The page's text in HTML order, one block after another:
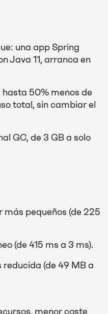
una app Spring
Java 11, arranca en
50% menos de
total, sin cambiar el
GC, de 3 GB a solo
más pequeños (de 225
(de 415 ms a 3 ms).
(de 49 MB a
menor coste